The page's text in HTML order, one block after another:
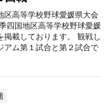
区高等学校野球愛媛県大会
四国地区高等学校野球愛媛
掲載しております。 観戦し
アム第１試合と第２試合で